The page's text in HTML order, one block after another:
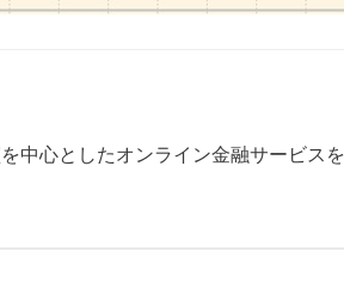
中心としたオンライン金融サービス